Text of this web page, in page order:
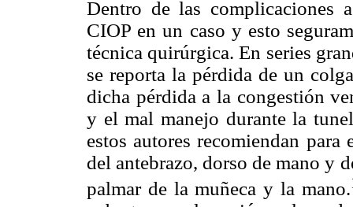
Dentro de las complicaciones
CIOP en un caso y esto
técnica quirúrgica. En series
se reporta la pérdida de un
dicha pérdida a la congestión
y el mal manejo durante la
estos autores recomiendan
del antebrazo, dorso de mano y
palmar de la muñeca y la mano.